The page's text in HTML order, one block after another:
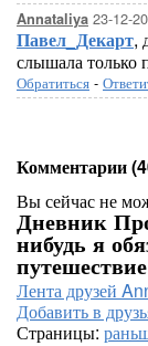
Annataliya 23-12-
Павел_Декарт,
слышала только
Обратиться -
Комментарии
Вы сейчас не
Дневник
нибудь я
Лента друзей
Добавить в
Страницы: